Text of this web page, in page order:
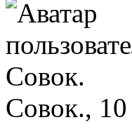
Совок.,